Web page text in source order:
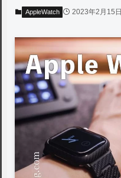
AppleWatch 2023年2月15日